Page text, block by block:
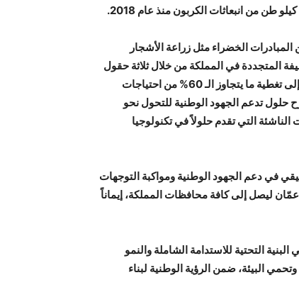
الخضراء مثل زراعة الأشجار
المتجددة في المملكة من خلال ثلاثة حقول
شمسية كبرى، اثنان في محافظة المفرق وواحد في عمّان، حيث أدت إلى تغطية ما يتجاوز الـ 60% من احتياجات
تطوير وطرح حلول تدعم الجهود الوطنية للتحول نحو
التي تقدم حلولاً في تكنولوجيا
في دعم الجهود الوطنية ومواكبة التوجهات
عمّان ليصل إلى كافة محافظات المملكة، إيماناً
التحتية للاستدامة الشاملة والنمو
البيئة، ضمن الرؤية الوطنية لبناء